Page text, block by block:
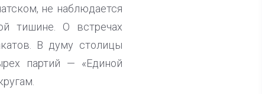
не наблюдается
тишине. О встречах
В думу столицы
партий — «Единой